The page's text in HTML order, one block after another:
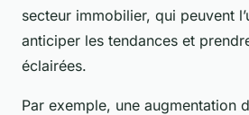
secteur immobilier, qui peuvent
anticiper les tendances et
éclairées.
Par exemple, une augmentation